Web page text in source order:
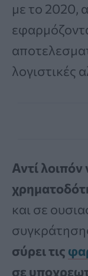
με το 2020,
λογιστικές
Αντί λοιπόν
και σε
σύρει τις
σε